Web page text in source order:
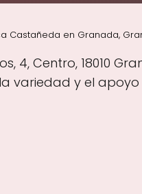
Castañeda en Granada,
4, Centro, 18010
variedad y el